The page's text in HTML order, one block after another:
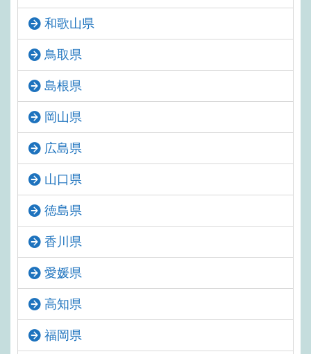
和歌山県
鳥取県
島根県
岡山県
広島県
山口県
徳島県
香川県
愛媛県
高知県
福岡県